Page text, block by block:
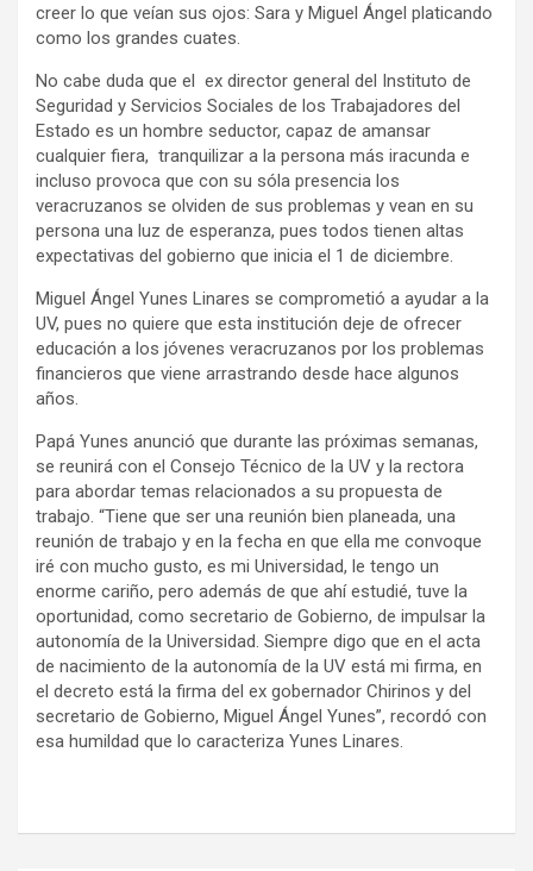
creer lo que veían sus ojos: Sara y Miguel Ángel platicando
como los grandes cuates.
No cabe duda que el ex director general del Instituto de
Seguridad y Servicios Sociales de los Trabajadores del
Estado es un hombre seductor, capaz de amansar
cualquier fiera, tranquilizar a la persona más iracunda e
incluso provoca que con su sóla presencia los
veracruzanos se olviden de sus problemas y vean en su
persona una luz de esperanza, pues todos tienen altas
expectativas del gobierno que inicia el 1 de diciembre.
Miguel Ángel Yunes Linares se comprometió a ayudar a la
UV, pues no quiere que esta institución deje de ofrecer
educación a los jóvenes veracruzanos por los problemas
financieros que viene arrastrando desde hace algunos
años.
Papá Yunes anunció que durante las próximas semanas,
se reunirá con el Consejo Técnico de la UV y la rectora
para abordar temas relacionados a su propuesta de
trabajo. “Tiene que ser una reunión bien planeada, una
reunión de trabajo y en la fecha en que ella me convoque
iré con mucho gusto, es mi Universidad, le tengo un
enorme cariño, pero además de que ahí estudié, tuve la
oportunidad, como secretario de Gobierno, de impulsar la
autonomía de la Universidad. Siempre digo que en el acta
de nacimiento de la autonomía de la UV está mi firma, en
el decreto está la firma del ex gobernador Chirinos y del
secretario de Gobierno, Miguel Ángel Yunes”, recordó con
esa humildad que lo caracteriza Yunes Linares.